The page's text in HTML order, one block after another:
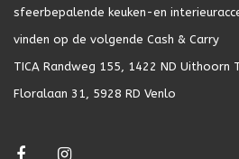
sfeerbepalende keuken-en
vinden op de volgende Cash & Carry
TICA Randweg 155, 1422 ND Uithoorn
Floralaan 31, 5928 RD Venlo